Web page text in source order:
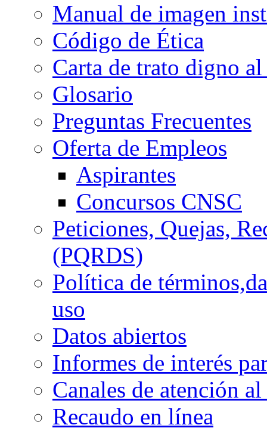
Manual de imagen
Código de Ética
Carta de trato digno
Glosario
Preguntas Frecuentes
Oferta de Empleos
Aspirantes
Concursos CNSC
Peticiones, Quejas,
(PQRDS)
Política de
uso
Datos abiertos
Informes de interés
Canales de atención
Recaudo en línea